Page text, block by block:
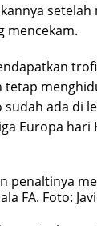
mencekam.
sudah ada di
Europa hari
penaltinya
FA. Foto: